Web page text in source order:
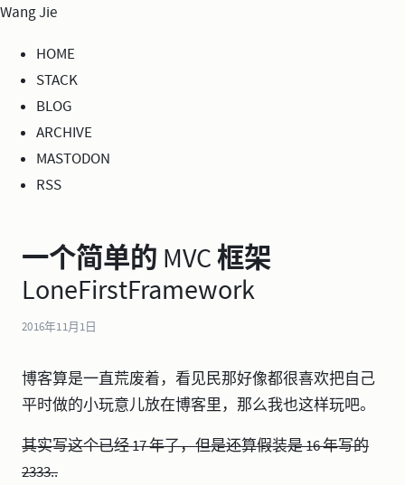
Wang Jie
HOME
STACK
BLOG
ARCHIVE
MASTODON
RSS
一个简单的 MVC 框架
LoneFirstFramework
2016年11月1日
博客算是一直荒废着，看见民那好像都很喜欢把自己
平时做的小玩意儿放在博客里，那么我也这样玩吧。
其实写这个已经 17 年了，但是还算假装是 16 年写的
2333..